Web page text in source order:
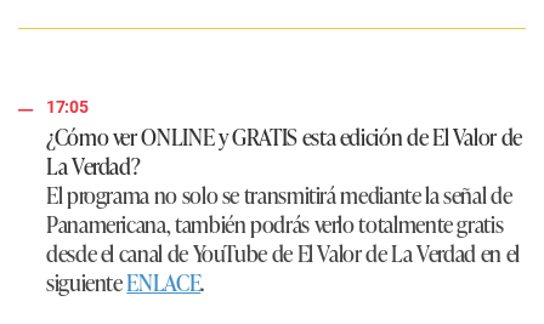
17:05
¿Cómo ver ONLINE y GRATIS esta edición de El Valor de
La Verdad?
El programa no solo se transmitirá mediante la señal de
Panamericana, también podrás verlo totalmente gratis
desde el canal de YouTube de El Valor de La Verdad en el
siguienteENLACE.